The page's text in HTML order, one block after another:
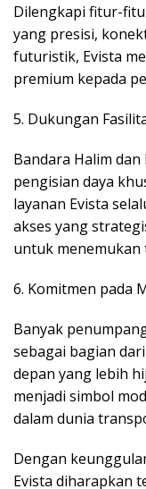
Dilengkapi fitur-
yang presisi,
futuristik, Evista
premium kepada
5. Dukungan
Bandara Halim
pengisian daya
layanan Evista
akses yang
untuk menemukan
6. Komitmen pada
Banyak
sebagai bagian
depan yang lebih
menjadi simbol
dalam dunia
Dengan
Evista diharapkan